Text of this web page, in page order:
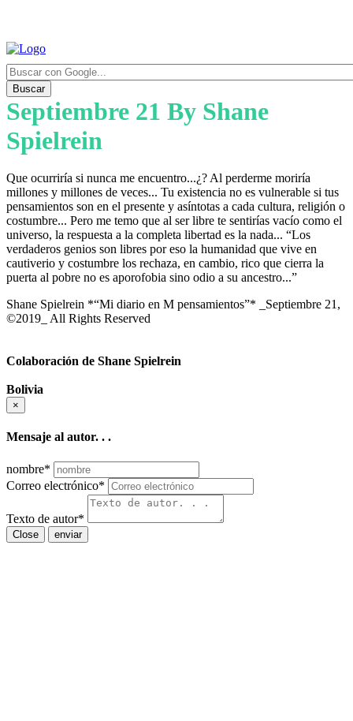
Buscar
Septiembre 21 By Shane
Spielrein
Que ocurriría si nunca me encuentro...¿? Al perderme moriría
millones y millones de veces... Tu existencia no es vulnerable si tus
pensamientos son en el presente y asíntotas a cada cultura, religión o
costumbre... Pero me temo que al ser libre te sentirías vacío como el
universo, la respuesta a la completa libertad es la nada... “Los
verdaderos genios son libres por eso la humanidad que vive en
cautiverio y costumbre los rechaza, en cambio, rico que cierra la
puerta al pobre no es aporofobia sino odio a su ancestro...”
Shane Spielrein *“Mi diario en M pensamientos”* _Septiembre 21,
©2019_ All Rights Reserved
Colaboración de Shane Spielrein
Bolivia
×
Mensaje al autor. . .
nombre*
Correo electrónico*
Texto de autor*
Close enviar